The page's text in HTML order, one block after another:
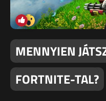
MENNYIEN
FORTNITE-TAL?